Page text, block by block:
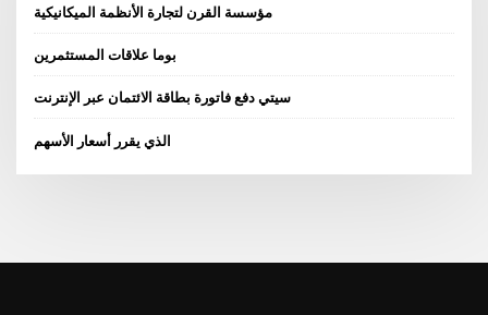
مؤسسة القرن لتجارة الأنظمة الميكانيكية
بوما علاقات المستثمرين
سيتي دفع فاتورة بطاقة الائتمان عبر الإنترنت
الذي يقرر أسعار الأسهم